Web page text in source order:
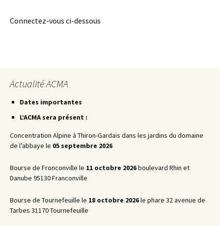
Connectez-vous ci-dessous
Actualité ACMA
Dates importantes
L’ACMA sera présent :
Concentration Alpine à Thiron-Gardais dans les jardins du domaine
de l’abbaye le 05 septembre 2026
Bourse de Fronconville le 11 octobre 2026boulevard Rhin et
Danube 95130 Franconville
Bourse de Tournefeuille le 18 octobre 2026le phare 32 avenue de
Tarbes 31170 Tournefeuille